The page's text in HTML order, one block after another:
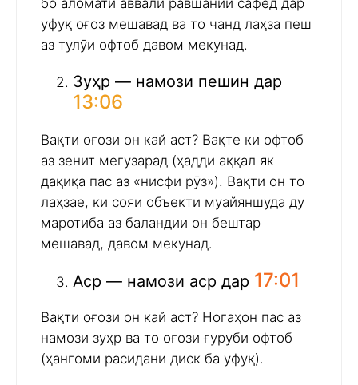
уфуқ оғоз мешавад ва то чанд лаҳза пеш
аз тулӯи офтоб давом мекунад.
Зуҳр — намози пешин дар
13:06
Вақти оғози он кай аст? Вақте ки офтоб
аз зенит мегузарад (ҳадди аққал як
дақиқа пас аз «нисфи рӯз»). Вақти он то
лаҳзае, ки сояи объекти муайяншуда ду
маротиба аз баландии он бештар
мешавад, давом мекунад.
Аср — намози аср дар 17:01
Вақти оғози он кай аст? Ногаҳон пас аз
намози зуҳр ва то оғози ғуруби офтоб
(ҳангоми расидани диск ба уфуқ).